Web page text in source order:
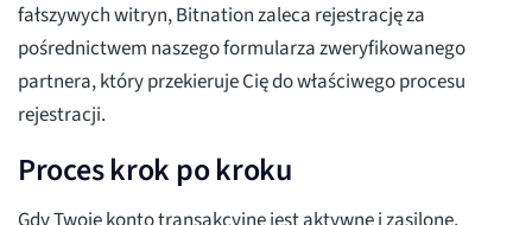
fałszywych witryn, Bitnation zaleca rejestrację za
pośrednictwem naszego formularza zweryfikowanego
partnera, który przekieruje Cię do właściwego procesu
rejestracji.
Proces krok po kroku